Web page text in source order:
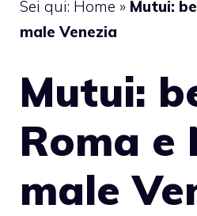
Sei qui: Home » Mutui:
male Venezia
Mutui:
Roma e
male